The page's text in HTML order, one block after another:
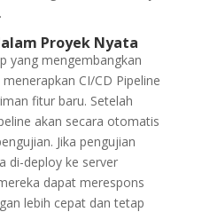
Proyek Nyata
yang mengembangkan
CI/CD Pipeline
fitur baru. Setelah
akan secara otomatis
Jika pengujian
di-deploy ke server
dapat merespons
lebih cepat dan tetap